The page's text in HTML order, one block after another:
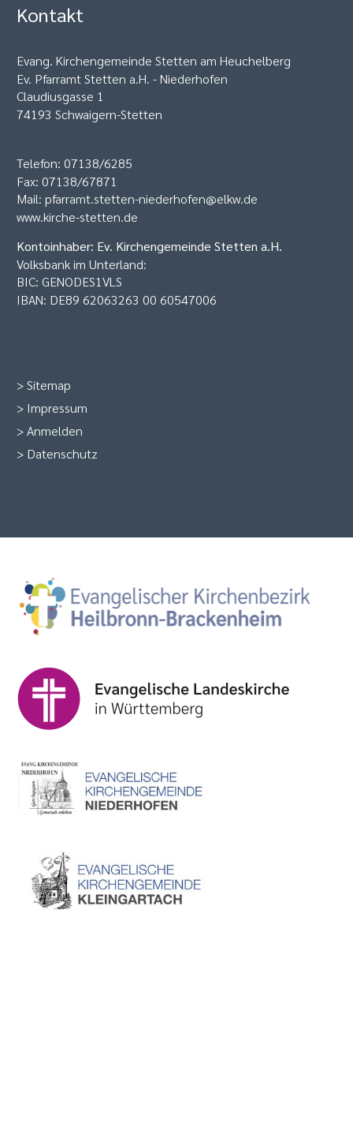
Kontakt
Evang. Kirchengemeinde Stetten am Heuchelberg
Ev. Pfarramt Stetten a.H. - Niederhofen
Claudiusgasse 1
74193 Schwaigern-Stetten
Telefon: 07138/6285
Fax: 07138/67871
Mail: pfarramt.stetten-niederhofen@elkw.de
www.kirche-stetten.de
Kontoinhaber: Ev. Kirchengemeinde Stetten a.H.
Volksbank im Unterland:
BIC: GENODES1VLS
IBAN: DE89 62063263 00 60547006
>Sitemap
> Impressum
>Anmelden
> Datenschutz